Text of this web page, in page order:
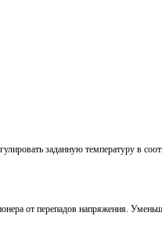
заданную температуру в
от перепадов напряжения.